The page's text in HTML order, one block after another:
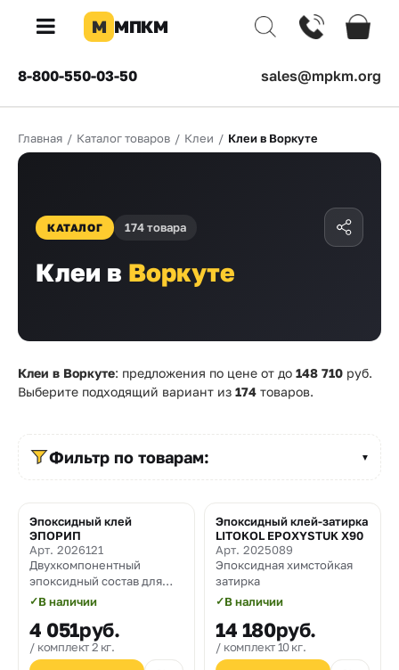
×
КОМПАНИЯ
Доставка
Оплата
Бренды
Прайс-
Проектировщикам
Калькуляторы
Контакты
8
800
550-
М МПКМ
8-800-550-03-50 sales@mpkm.org
Главная / Каталог товаров / Клеи / Клеи в Воркуте
КАТАЛОГ 174 товара
Клеи в Воркуте
Клеи в Воркуте: предложения по цене от до 148 710 руб.
Выберите подходящий вариант из 174 товаров.
Фильтр по товарам: ▼
Новинка
Эпоксидный клей
ЭПОРИП
Арт. 2026121
Двухкомпонентный
эпоксидный состав для
заполнения трещин,
швов и прочного
склеивания бетона со
сталью.
✓В наличии
4 051руб.
комплект 2 кг.
Эпоксидный клей-затирка
LITOKOL EPOXYSTUK X90
Арт. 2025089
Эпоксидная химстойкая
затирка
✓В наличии
14 180руб.
комплект 10 кг.